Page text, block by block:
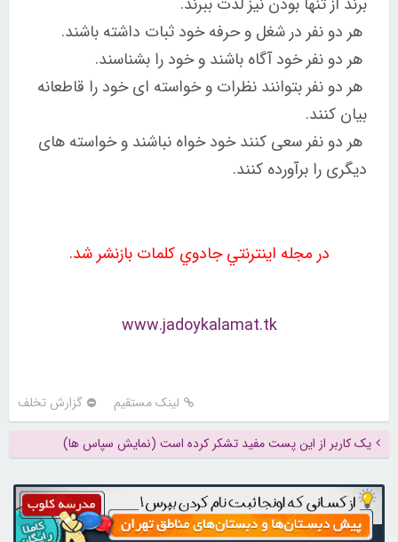
هر دو نفر در شغل و حرفه خود ثبات داشته باشند.
هر دو نفر خود آگاه باشند و خود را بشناسند.
هر دو نفر بتوانند نظرات و خواسته ای خود را قاطعانه
بیان کنند.
هر دو نفر سعی کنند خود خواه نباشند و خواسته های
دیگری را برآورده کنند.
در مجله اينترنتي جادوي كلمات بازنشر شد.
www.jadoykalamat.tk
لینک مستقیم گزارش تخلف
یک کاربر از این پست مفید تشکر کرده است (نمایش سپاس ها)